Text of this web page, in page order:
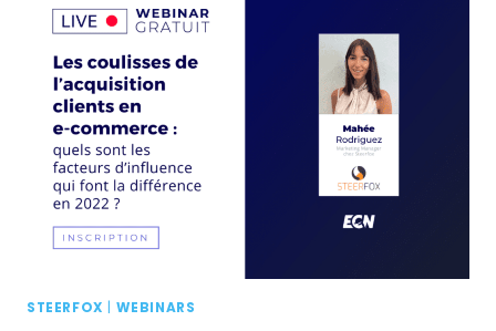
100
DES
PRODUITS
E-
COMMERCE
AU
1ER
SEMESTRE
2022
STEERFOX WEBINARS